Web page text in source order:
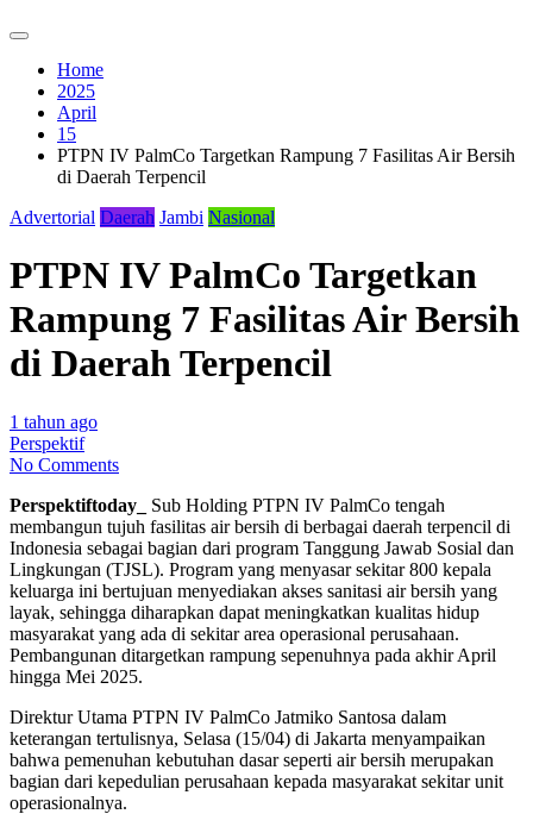
Home
2025
April
15
PTPN IV PalmCo Targetkan Rampung 7 Fasilitas Air Bersih
di Daerah Terpencil
Advertorial Daerah Jambi Nasional
PTPN IV PalmCo Targetkan
Rampung 7 Fasilitas Air Bersih
di Daerah Terpencil
1 tahun ago
Perspektif
No Comments
Perspektiftoday_
Sub Holding PTPN IV PalmCo tengah
membangun tujuh fasilitas air bersih di berbagai daerah terpencil di
Indonesia sebagai bagian dari program Tanggung Jawab Sosial dan
Lingkungan (TJSL). Program yang menyasar sekitar 800 kepala
keluarga ini bertujuan menyediakan akses sanitasi air bersih yang
layak, sehingga diharapkan dapat meningkatkan kualitas hidup
masyarakat yang ada di sekitar area operasional perusahaan.
Pembangunan ditargetkan rampung sepenuhnya pada akhir April
hingga Mei 2025.
Direktur Utama PTPN IV PalmCo Jatmiko Santosa dalam
keterangan tertulisnya, Selasa (15/04) di Jakarta menyampaikan
bahwa pemenuhan kebutuhan dasar seperti air bersih merupakan
bagian dari kepedulian perusahaan kepada masyarakat sekitar unit
operasionalnya.